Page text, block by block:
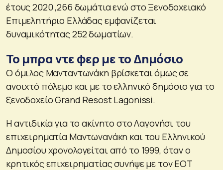
έτους 2020 ,266 δωμάτια ενώ στο Ξενοδοχειακό
Επιμελητήριο Ελλάδας εμφανίζεται
δυναμικότητας 252 δωματίων.
Το μπρα ντε φερ με το Δημόσιο
Ο όμιλος Μανταντωνάκη βρίσκεται όμως σε
ανοιχτό πόλεμο και με το ελληνικό δημόσιο για το
ξενοδοχείο Grand Resost Lagonissi.
Η αντιδικία για το ακίνητο στο Λαγονήσι του
επιχειρηματία Μαντωνανάκη και του Ελληνικού
Δημοσίου χρονολογείται από το 1999, όταν ο
κρητικός επιχειρηματίας συνήψε με τον ΕΟΤ